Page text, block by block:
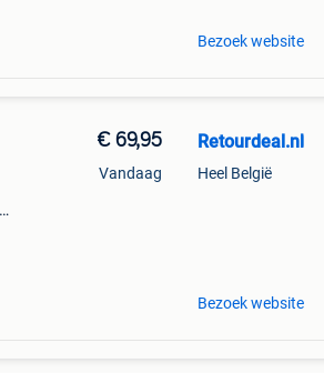
Bezoek website
€ 69,95
Vandaag
Retourdeal.nl
Heel België
Bezoek website